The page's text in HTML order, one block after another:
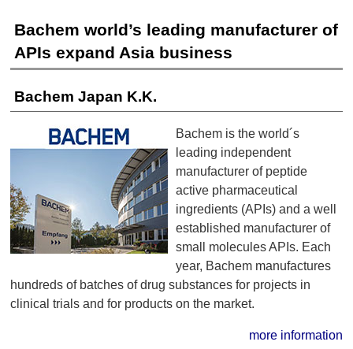
Bachem world’s leading manufacturer of
APIs expand Asia business
Bachem Japan K.K.
Bachem is the world´s
leading independent
manufacturer of peptide
active pharmaceutical
ingredients (APIs) and a well
established manufacturer of
small molecules APIs. Each
year, Bachem manufactures
hundreds of batches of drug substances for projects in
clinical trials and for products on the market.
more information